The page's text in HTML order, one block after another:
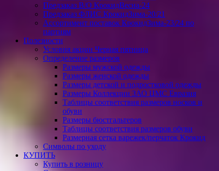
Предзаказ В/О КрокидВесна-24
Предзаказ ФЛИС КрокидЗима-20/21
Ассортимент поставок КрокидЗима-23/24 по
партиям
Полезности
Условия акции Черная пятница
Определение размеров
Размеры мужской одежды
Размеры женской одежды
Размеры детской и подростковой одежды
Размеры Коллекции ЗАО ЦМС Евразия
Таблицы соответствия размеров носков и
обуви
Размеры бюстгальтеров
Таблицы соответствия размеров обуви
Размерная сетка варежек/перчаток Крокид
Символы по уходу
КУПИТЬ
Купить в розницу